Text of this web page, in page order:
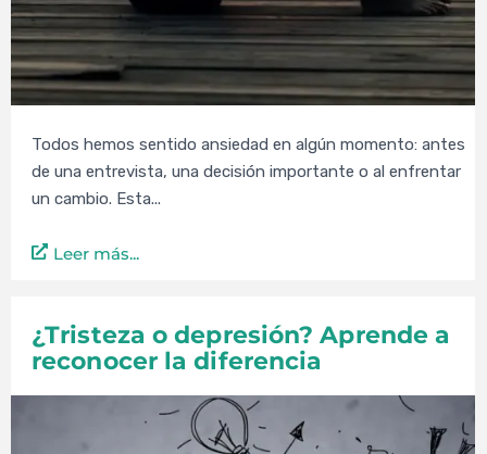
Todos hemos sentido ansiedad en algún momento: antes
de una entrevista, una decisión importante o al enfrentar
un cambio. Esta...
Leer más...
¿Tristeza o depresión? Aprende a
reconocer la diferencia